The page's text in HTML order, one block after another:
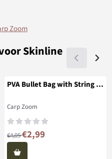
Zoom
Skinline
PVA Bullet Bag with String &
Merk:
Carp Zoom
Van 4,95 voor 2,99
€4,95€2,99